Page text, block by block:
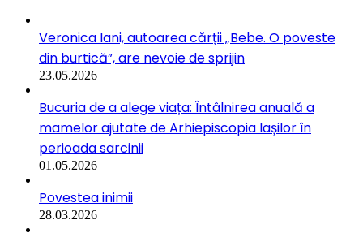
Veronica Iani, autoarea cărții „Bebe. O poveste
din burtică”, are nevoie de sprijin
23.05.2026
Bucuria de a alege viața: Întâlnirea anuală a
mamelor ajutate de Arhiepiscopia Iașilor în
perioada sarcinii
01.05.2026
Povestea inimii
28.03.2026